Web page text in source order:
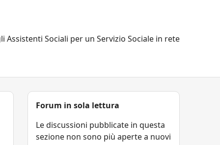
Assistenti Sociali per un Servizio Sociale in rete
Forum in sola lettura
Le discussioni pubblicate in questa
sezione non sono più aperte a nuovi